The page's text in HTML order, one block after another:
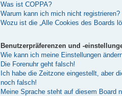
Was ist COPPA?
Warum kann ich mich nicht registrieren?
Wozu ist die „Alle Cookies des Boards
Benutzerpräferenzen und -
Wie kann ich meine Einstellungen
Die Forenuhr geht falsch!
Ich habe die Zeitzone eingestellt, aber
noch falsch!
Meine Sprache steht auf diesem Board